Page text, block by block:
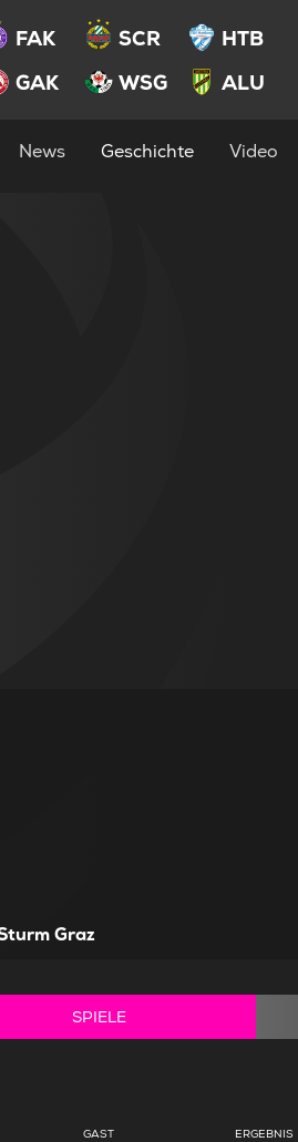
FAK SCR
HTB
GAK WSG ALU
News Geschichte Video
Graz
SPIELE
GAST ERGEBNIS